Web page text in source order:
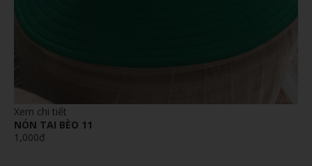
Xem chi tiết
NÓN TAI BÈO 11
1,000đ